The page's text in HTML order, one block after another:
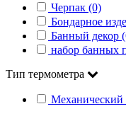
Черпак (0)
Бондарное
Банный декор
набор банных
Тип термометра
Механический